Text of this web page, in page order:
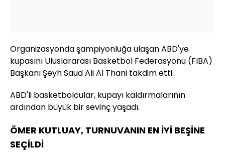
Organizasyonda şampiyonluğa ulaşan ABD'ye
kupasını Uluslararası Basketbol Federasyonu (FIBA)
Başkanı Şeyh Saud Ali Al Thani takdim etti.
ABD'li basketbolcular, kupayı kaldırmalarının
ardından büyük bir sevinç yaşadı.
ÖMER KUTLUAY, TURNUVANIN EN İYİ BEŞİNE
SEÇİLDİ